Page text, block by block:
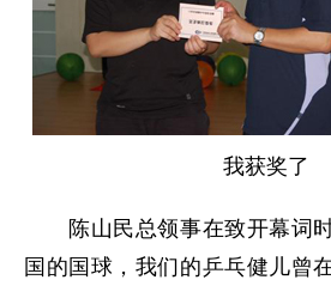
我获奖了
陈山民总领事在致开幕词时
国的国球，我们的乒乓健儿曾